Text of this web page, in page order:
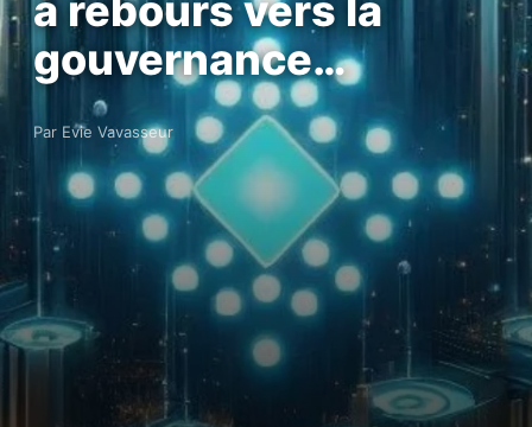
à rebours vers la
gouvernance…
Par Evie Vavasseur